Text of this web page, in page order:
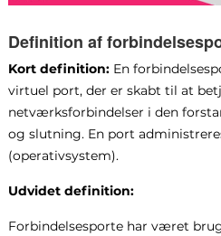
Definition af
Kort definition:En
virtuel port, der er skabt til at
netværksforbindelser i den
og slutning. En port
(operativsystem).
Udvidet definition:
Forbindelsesporte har været